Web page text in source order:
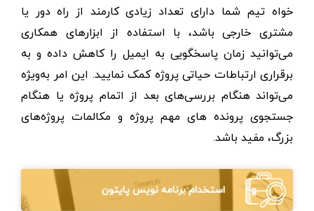
خواه تیم شما دارای تعداد زیادی کارمند از راه دور یا
مشتری خارجی باشد، با استفاده از ابزارهای همکاری
می‌توانید زمان پاسخگویی به ایمیل را کاهش داده و به
برقراری ارتباطات حیاتی پروژه کمک نمایید. این امر به‌ویژه
می‌تواند هنگام بررسی‌های بعد از اتمام پروژه یا هنگام
جستجوی پرونده ‌های مهم پروژه و مکالمات پروژه‌های
بزرگ، مفید باشد.
استخدام برنامه نویس پایتون